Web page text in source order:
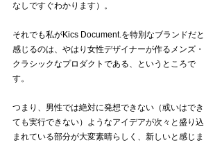
なしですぐわかります）。
それでも私がKics Document.を特別なブランドだと
感じるのは、やはり女性デザイナーが作るメンズ・
クラシックなプロダクトである、というところで
す。
つまり、男性では絶対に発想できない（或いはでき
ても実行できない）ようなアイデアが次々と盛り込
まれている部分が大変素晴らしく、新しいと感じま